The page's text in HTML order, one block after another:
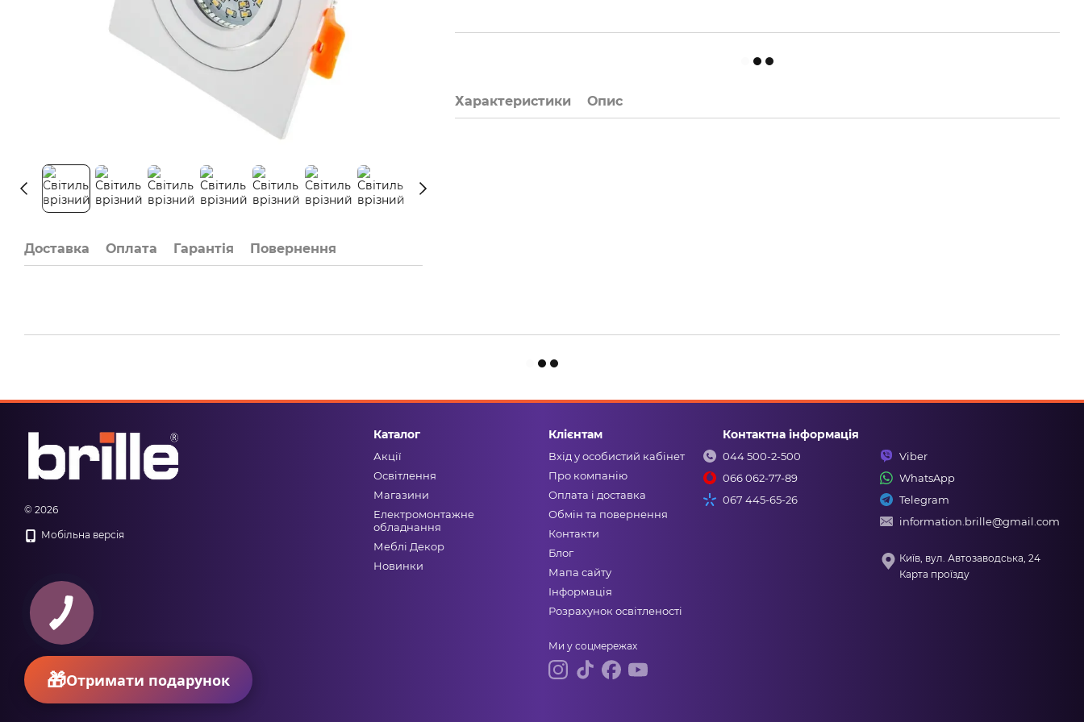
Доставка Оплата Гарантія Повернення
Характеристики Опис
© 2026
Мобільна версія
Каталог
Акції
Освітлення
Магазини
Електромонтажне
обладнання
Меблі Декор
Новинки
Клієнтам
Вхід у особистий кабінет
Про компанію
Оплата і доставка
Обмін та повернення
Контакти
Блог
Мапа сайту
Інформація
Розрахунок освітленості
Ми у соцмережах
Контактна інформація
044 500-2-500
066 062-77-89
067 445-65-26
Viber
WhatsApp
Telegram
information.brille@gmail.com
Київ, вул. Автозаводська, 24
Карта проїзду
КНОПКА
ЗВ'ЯЗКУ
Отримати подарунок